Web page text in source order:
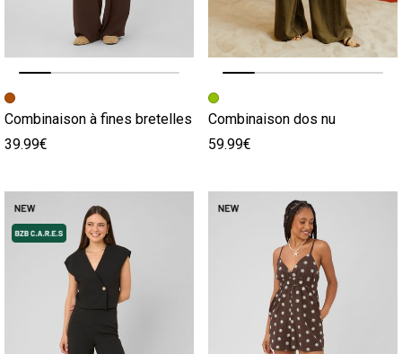
Image précédente
Image suivante
Combinaison à fines bretelles
39.99€
Image précédente
Image suivante
Combinaison dos nu
59.99€